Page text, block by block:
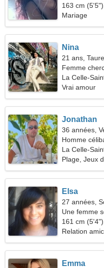
pour la
163 cm
Mariage
Nina
21 ans,
Femme
La Celle-
Vrai amour
Jonathan
36 années,
Homme
La Celle-
Plage, Jeux
Elsa
27 années,
Une femme
relation
161 cm
Relation
Emma